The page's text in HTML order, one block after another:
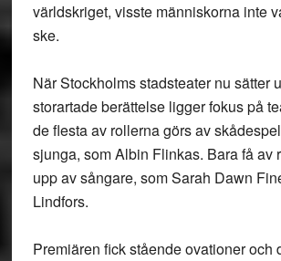
världskriget, visste människorna inte
ske.
När Stockholms stadsteater nu sätter
storartade berättelse ligger fokus på
de flesta av rollerna görs av
sjunga, som Albin Flinkas. Bara få av
upp av sångare, som Sarah Dawn
Lindfors.
Premiären fick stående ovationer och